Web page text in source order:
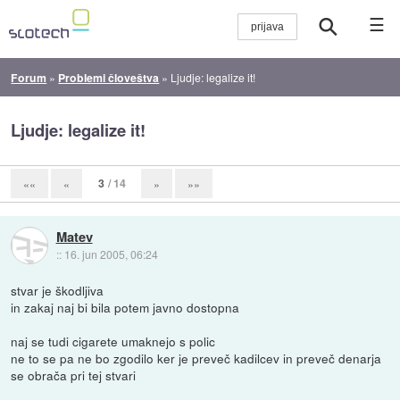
☰
Forum » Problemi človeštva » Ljudje: legalize it!
Ljudje: legalize it!
«« « 3 / 14 » »»
Matev
:: 16. jun 2005, 06:24
stvar je škodljiva
in zakaj naj bi bila potem javno dostopna
naj se tudi cigarete umaknejo s polic
ne to se pa ne bo zgodilo ker je preveč kadilcev in preveč denarja
se obrača pri tej stvari